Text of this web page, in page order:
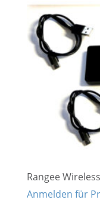
Rangee
Anmelden für